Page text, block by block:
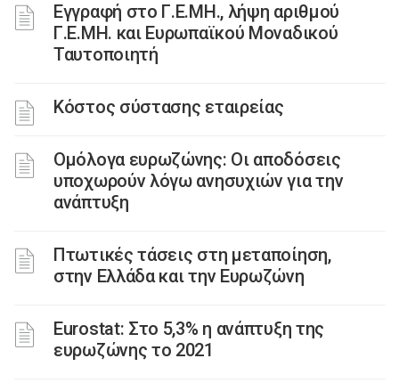
Εγγραφή στο Γ.Ε.ΜΗ., λήψη αριθμού
Γ.Ε.ΜΗ. και Ευρωπαϊκού Μοναδικού
Ταυτοποιητή
Κόστος σύστασης εταιρείας
Ομόλογα ευρωζώνης: Οι αποδόσεις
υποχωρούν λόγω ανησυχιών για την
ανάπτυξη
Πτωτικές τάσεις στη μεταποίηση,
στην Ελλάδα και την Ευρωζώνη
Eurostat: Στο 5,3% η ανάπτυξη της
ευρωζώνης το 2021